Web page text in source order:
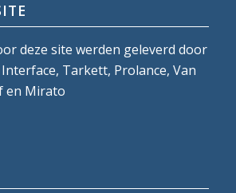
deze site werden geleverd door
Tarkett, Prolance, Van
en Mirato